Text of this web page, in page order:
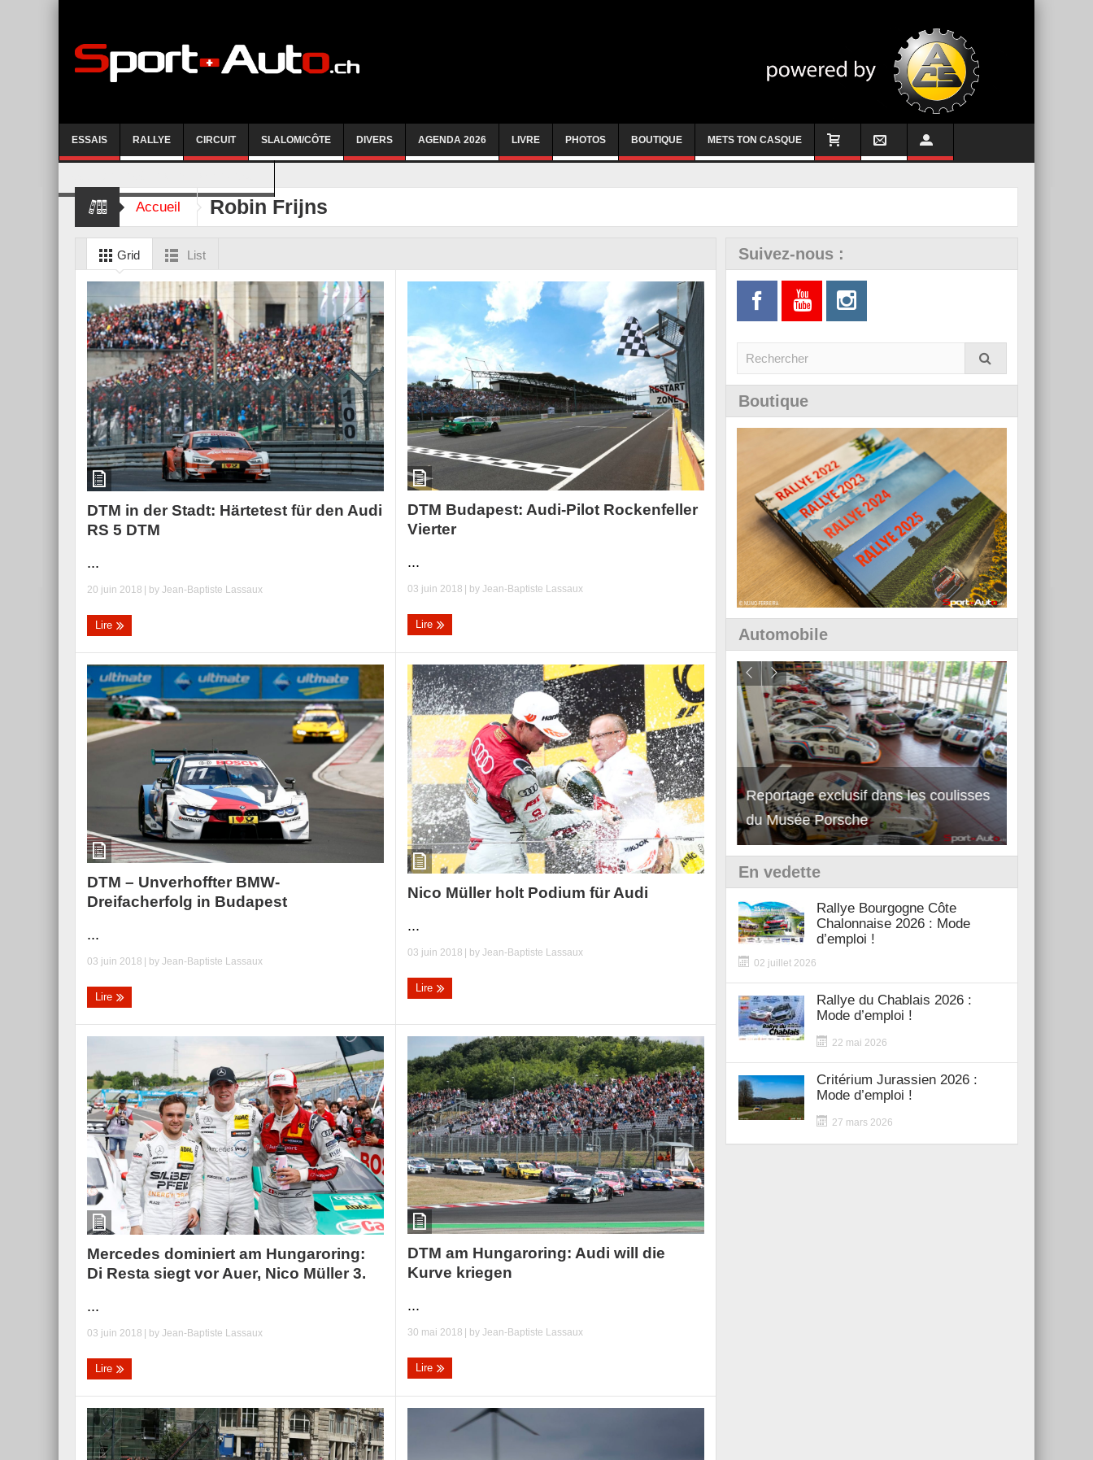
ESSAIS RALLYE CIRCUIT SLALOM/CÔTE DIVERS AGENDA 2026 LIVRE PHOTOS BOUTIQUE METS TON CASQUE
Accueil Robin Frijns
Grid List
DTM in der Stadt: Härtetest für den Audi
RS 5 DTM
...
20 juin 2018 | by Jean-Baptiste Lassaux
Lire
DTM Budapest: Audi-Pilot Rockenfeller
Vierter
...
03 juin 2018 | byJean-Baptiste Lassaux
Lire
DTM – Unverhoffter BMW-
Dreifacherfolg in Budapest
...
03 juin 2018 | by Jean-Baptiste Lassaux
Lire
Nico Müller holt Podium für Audi
...
03 juin 2018 | byJean-Baptiste Lassaux
Lire
Mercedes dominiert am Hungaroring:
Di Resta siegt vor Auer, Nico Müller 3.
...
03 juin 2018 | by Jean-Baptiste Lassaux
Lire
DTM am Hungaroring: Audi will die
Kurve kriegen
...
30 mai 2018 | byJean-Baptiste Lassaux
Lire
Suivez-nous :
Boutique
Automobile
Essai – Morgan Supersport
Reportage exclusif dans les coulisses
du Musée Porsche
Découverte de la nouvelle Ferrari
12Cilindri Manuale
En vedette
Rallye Bourgogne Côte
Chalonnaise 2026 : Mode
d’emploi !
02 juillet 2026
Rallye du Chablais 2026 :
Mode d’emploi !
22 mai 2026
Critérium Jurassien 2026 :
Mode d’emploi !
27 mars 2026